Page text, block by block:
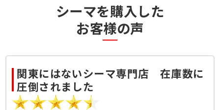
シーマを購入した
お客様の声
関東にはないシーマ専門店 在庫数に
圧倒されました